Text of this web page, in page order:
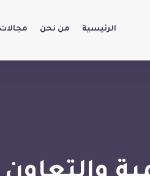
الرئيسية من نحن